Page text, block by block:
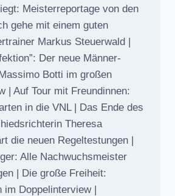
Meisterreportage von den
gehe mit einem guten
Markus Steuerwald |
Der neue Männer-
Botti im großen
| Auf Tour mit Freundinnen:
in die VNL | Das Ende des
Theresa
die neuen Regeltestungen |
Alle Nachwuchsmeister
| Die große Freiheit:
im Doppelinterview |